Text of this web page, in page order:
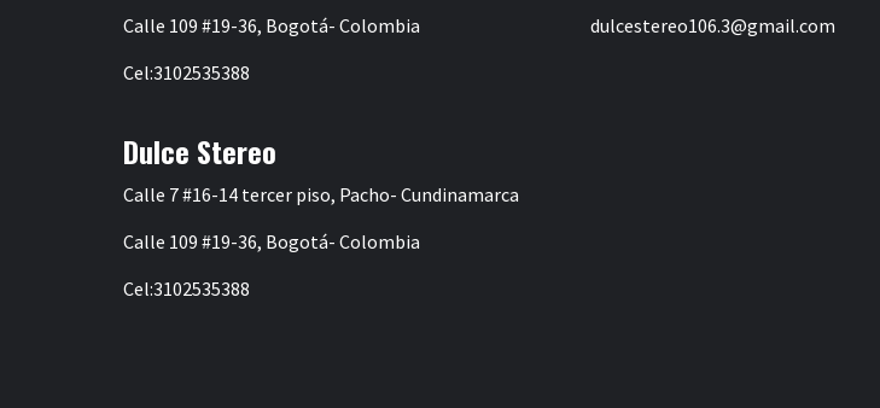
Calle 109 #19-36, Bogotá- Colombia
Cel:3102535388
Dulce Stereo
Calle 7 #16-14 tercer piso, Pacho- Cundinamarca
Calle 109 #19-36, Bogotá- Colombia
Cel:3102535388
dulcestereo106.3@gmail.com